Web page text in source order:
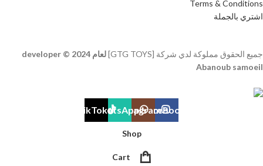
Terms & Conditions
اشتري بالجملة
جميع الحقوق مملوكة لدي شركة [GTG TOYS]
لعام 2024 © developer
Abanoub samoeil
Facebook
Instagram
WhatsApp
TikTok
Shop
Cart